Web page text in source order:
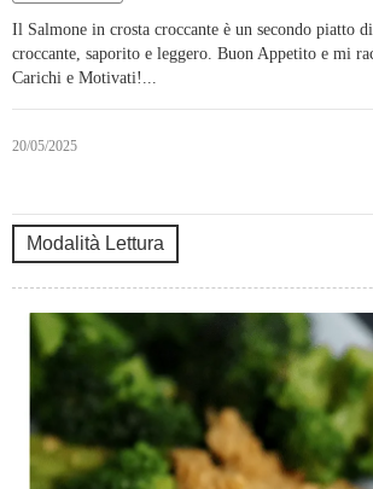
Il Salmone in crosta croccante è un secondo piatto di
croccante, saporito e leggero. Buon Appetito e mi
Carichi e Motivati!...
20/05/2025
Modalità Lettura